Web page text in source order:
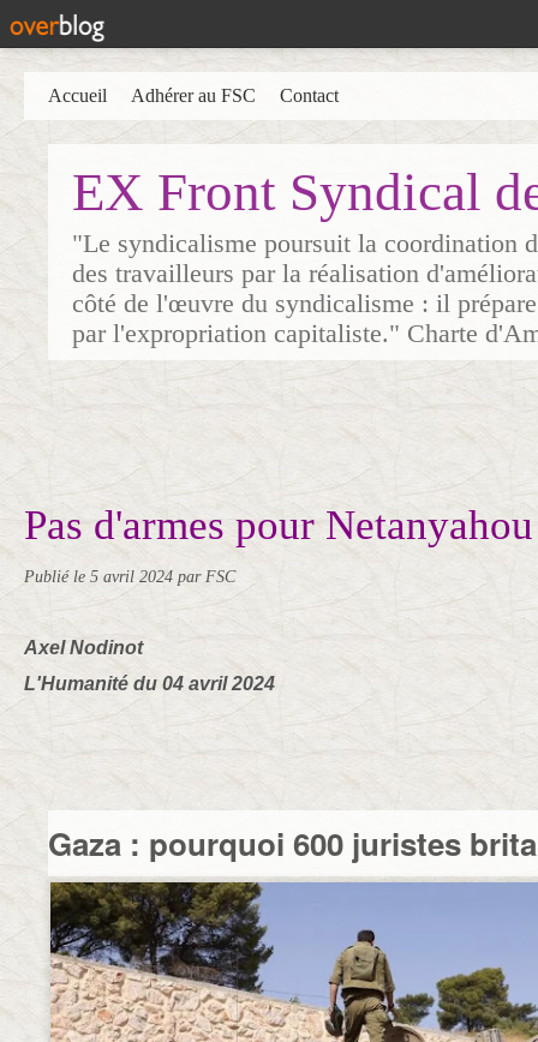
EX Front Syndical
"Le syndicalisme poursuit la coordination
des travailleurs par la réalisation
côté de l'œuvre du syndicalisme : il
par l'expropriation capitaliste." Charte
Accueil Adhérer au FSC Contact
Pas d'armes pour
Publié le 5 avril 2024 par FSC
Axel Nodinot
L'Humanité du 04 avril 2024